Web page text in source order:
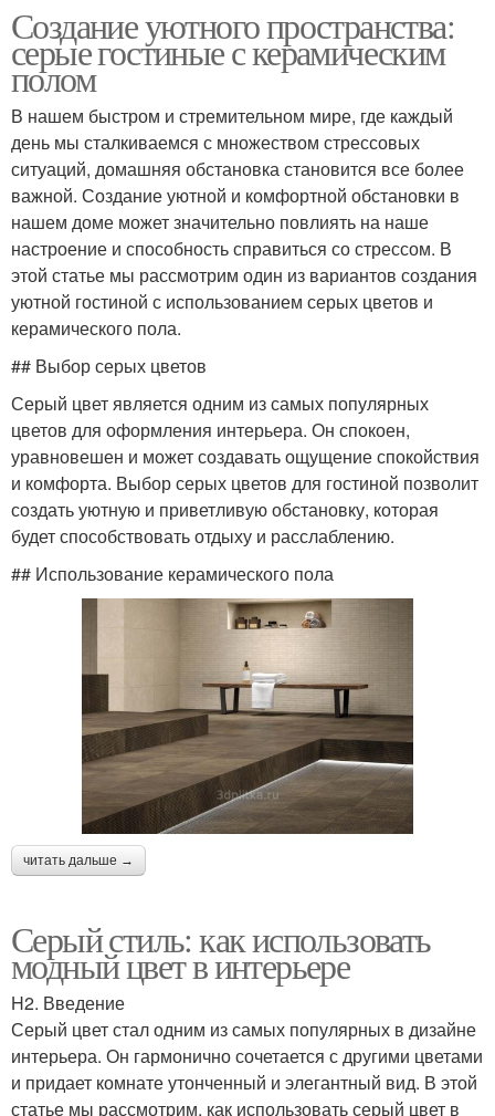
Создание уютного пространства:
серые гостиные с керамическим
полом
В нашем быстром и стремительном мире, где каждый
день мы сталкиваемся с множеством стрессовых
ситуаций, домашняя обстановка становится все более
важной. Создание уютной и комфортной обстановки в
нашем доме может значительно повлиять на наше
настроение и способность справиться со стрессом. В
этой статье мы рассмотрим один из вариантов создания
уютной гостиной с использованием серых цветов и
керамического пола.
## Выбор серых цветов
Серый цвет является одним из самых популярных
цветов для оформления интерьера. Он спокоен,
уравновешен и может создавать ощущение спокойствия
и комфорта. Выбор серых цветов для гостиной позволит
создать уютную и приветливую обстановку, которая
будет способствовать отдыху и расслаблению.
## Использование керамического пола
читать дальше →
Серый стиль: как использовать
модный цвет в интерьере
H2. Введение
Серый цвет стал одним из самых популярных в дизайне
интерьера. Он гармонично сочетается с другими цветами
и придает комнате утонченный и элегантный вид. В этой
статье мы рассмотрим, как использовать серый цвет в